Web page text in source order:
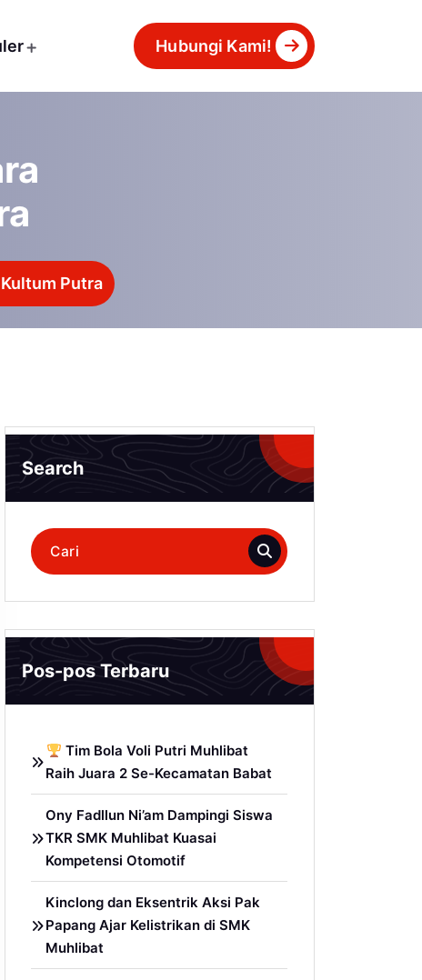
Hubungi Kami!
Putra
Search
Pencarian
untuk:
Pos-pos Terbaru
Tim Bola Voli Putri Muhlibat
Raih Juara 2 Se-Kecamatan Babat
Ony Fadllun Ni’am Dampingi Siswa
TKR SMK Muhlibat Kuasai
Kompetensi Otomotif
Kinclong dan Eksentrik Aksi Pak
Papang Ajar Kelistrikan di SMK
Muhlibat